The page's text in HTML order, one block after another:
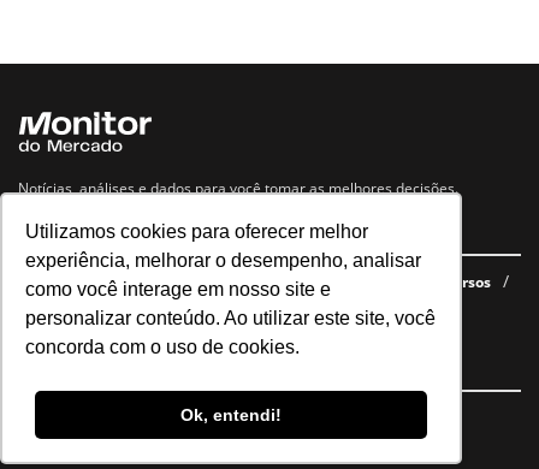
Utilizamos cookies para oferecer melhor
experiência, melhorar o desempenho, analisar
como você interage em nosso site e
personalizar conteúdo. Ao utilizar este site, você
concorda com o uso de cookies.
Ok, entendi!
Notícias, análises e dados para você tomar as melhores decisões.
Navegue no site
Últimas notícias Quem somos E-books gratuitos
Cursos
Política de privacidade